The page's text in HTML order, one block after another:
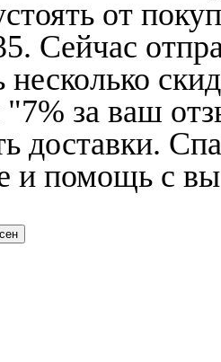
от
Сейчас
"7% за ваш
доставки.
и помощь с